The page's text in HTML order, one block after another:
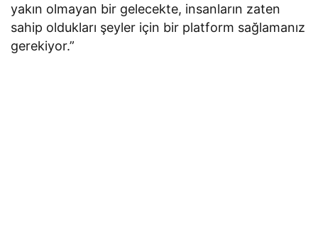
yakın olmayan bir gelecekte, insanların zaten
sahip oldukları şeyler için bir platform sağlamanız
gerekiyor.”